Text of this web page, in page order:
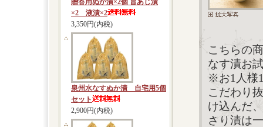
贈答用ぬか漬×2個 旨あじ漬
×2 液漬×2
3,350円(内税)
泉州水なすぬか漬 自宅用5個
セット
2,900円(内税)
こちらの
なす漬お
※お1人様
こだわり
け込んだ
さり漬は